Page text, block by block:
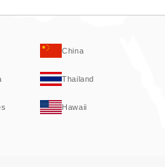
China
Thailand
Hawaii